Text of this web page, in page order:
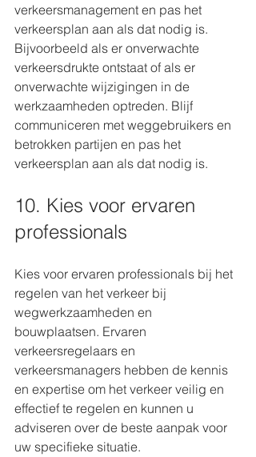
verkeersmanagement en pas het
verkeersplan aan als dat nodig is.
Bijvoorbeeld als er onverwachte
verkeersdrukte ontstaat of als er
onverwachte wijzigingen in de
werkzaamheden optreden. Blijf
communiceren met weggebruikers en
betrokken partijen en pas het
verkeersplan aan als dat nodig is.
10. Kies voor ervaren
professionals
Kies voor ervaren professionals bij het
regelen van het verkeer bij
wegwerkzaamheden en
bouwplaatsen. Ervaren
verkeersregelaars en
verkeersmanagers hebben de kennis
en expertise om het verkeer veilig en
effectief te regelen en kunnen u
adviseren over de beste aanpak voor
uw specifieke situatie.